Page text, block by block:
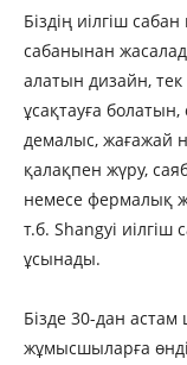
Біздің иілгіш
сабанынан
алатын дизайн,
ұсақтауға
демалыс, жағажай
қалақпен жүру,
немесе фермалық
т.б. Shangyi иілгіш
ұсынады.
Бізде 30-дан астам
жұмысшыларға